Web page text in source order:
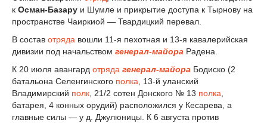
к Осман-Базару и Шумле и прикрытие доступа к Тырнову на
пространстве Чаиркиой — Твардицкий перевал.
В состав отряда вошли 11-я пехотная и 13-я кавалерийская
дивизии под начальством генерал-майора Радена.
К 20 июля авангард отряда генерал-майора Бодиско (2
батальона Селенгинского полка , 13-й уланский
Владимирский полк , 21/2 сотен Донского № 13 полка
батарея, 4 конных орудий) расположился у Кесарева, а
главные силы — у д. Джулюницы. К 6 августа против